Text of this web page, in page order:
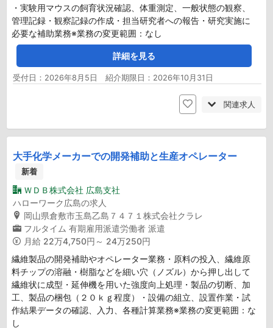
・実験用マウスの飼育状況確認、体重測定、一般状態の観察、
管理記録・観察記録の作成・担当研究者への報告・研究実施に
必要な補助業務※業務の変更範囲：なし
詳細を見る
受付日：2026年8月5日 紹介期限日：2026年10月31日
関連求人
大手化学メーカーでの開発補助と生産オペレーター
新着
ＷＤＢ株式会社 広島支社
ハローワーク広島の求人
岡山県倉敷市玉島乙島７４７１株式会社クラレ
フルタイム 有期雇用派遣労働者 派遣
月給 22万4,750円～ 24万250円
繊維製品の開発補助やオペレーター業務・原料の投入、繊維原
料チップの溶融・樹脂などを細い穴（ノズル）から押し出して
繊維状に成型・延伸機を用いた強度向上処理・製品の切断、加
工、製品の梱包（２０ｋｇ程度）・設備の組立、設置作業・試
作結果データの確認、入力、各種計算業務※業務の変更範囲：な
し